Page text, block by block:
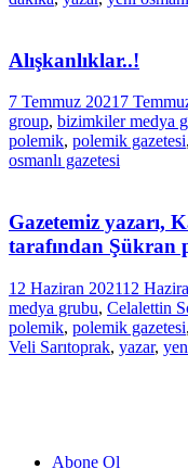
Alışkanlıklar..!
7 Temmuz 2021 7
group, bizimkiler medya
polemik, polemik gazetesi,
osmanlı gazetesi
Gazetemiz yazarı,
tarafından Şükran
12 Haziran 202112
medya grubu, Celalettin
polemik, polemik gazetesi,
Veli Sarıtoprak, yazar,
Abone Ol